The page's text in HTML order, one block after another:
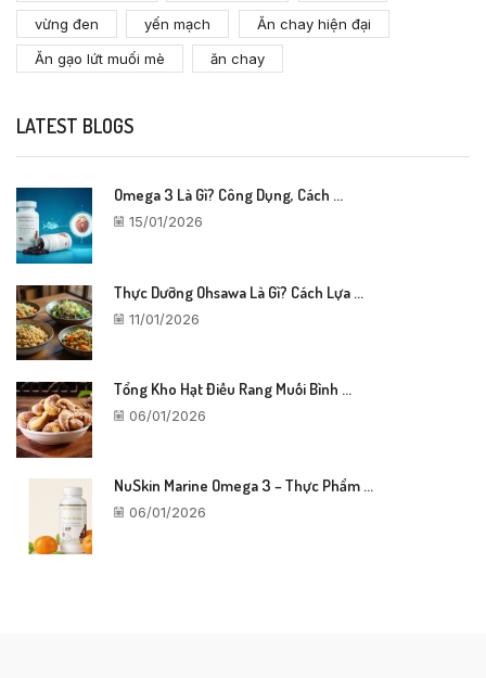
vừng đen yến mạch Ăn chay hiện đại
Ăn gạo lứt muối mè ăn chay
LATEST BLOGS
Omega 3 Là Gì? Công Dụng, Cách ...
15/01/2026
Thực Dưỡng Ohsawa Là Gì? Cách Lựa ...
11/01/2026
Tổng Kho Hạt Điều Rang Muối Bình ...
06/01/2026
NuSkin Marine Omega 3 – Thực Phẩm ...
06/01/2026